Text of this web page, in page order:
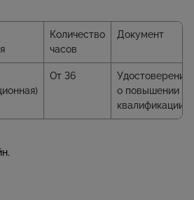
Количество
часов
Документ
От 36
Удостоверение
о повышении
квалификации